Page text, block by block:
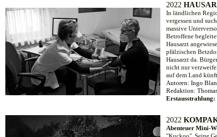
2022
In ländlichen
vergessen und
massive
Betroffene
Hausarzt
pfälzischen
Hausarzt da.
nicht nur
auf dem Land
Autoren: Ingo
Redaktion:
Erstausstrahlung:
2022
Abenteuer Mini-